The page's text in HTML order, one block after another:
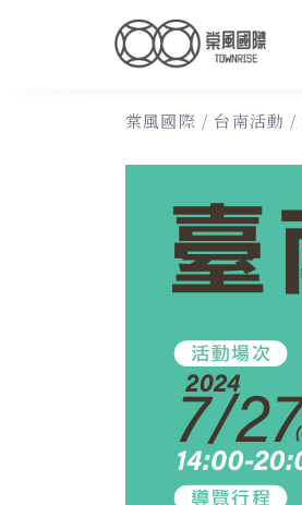
棠風國際 / 台南活動 /